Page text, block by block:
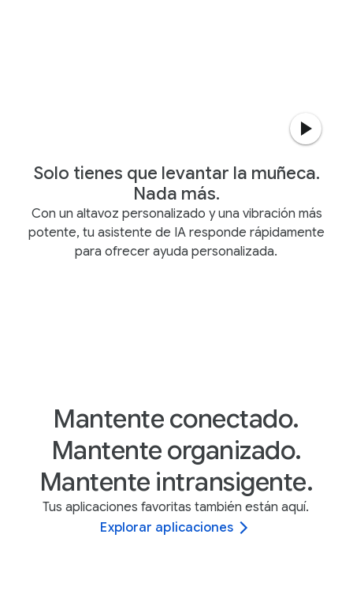
Solo tienes que levantar la muñeca.
Nada más.
Con un altavoz personalizado y una vibración más
potente, tu asistente de IA responde rápidamente
para ofrecer ayuda personalizada.
Mantente conectado.
Mantente organizado.
Mantente intransigente.
Tus aplicaciones favoritas también están aquí.
Explorar aplicaciones